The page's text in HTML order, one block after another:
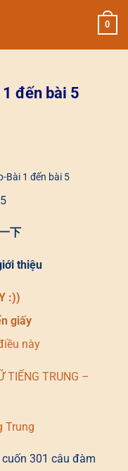
0
đến bài 5
Bài 1 đến bài 5
下
thiệu
:))
giấy
này
TIẾNG TRUNG –
Trung
301 câu đàm